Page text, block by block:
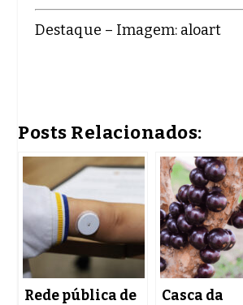
Destaque – Imagem: aloart
Posts Relacionados:
Rede pública de
Casca da